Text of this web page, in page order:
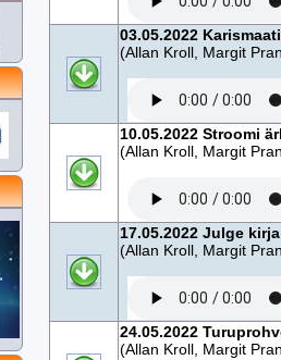
03.05.2022
(Allan Kroll, Margit
10.05.2022 Stroomi
(Allan Kroll, Margit
17.05.2022 Julge
(Allan Kroll, Margit
24.05.2022
(Allan Kroll, Margit